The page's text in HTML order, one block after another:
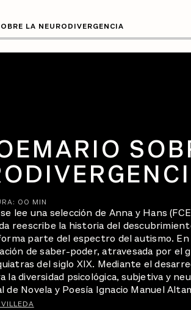
LA NEURODIVERGENCIA
00 MIN
lee una selección de Anna y Hans
reescribe la historia del
parte del espectro del autismo.
de saber-poder, atravesada por el
del siglo XIX. Mediante el
la diversidad psicológica, subjetiva y
de Novela y Poesía Ignacio Manuel